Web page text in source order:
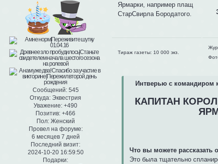
Сообщений:545
Откуда: Эквестрия
Уважение: +490
Позитив: +466
Пол:Женский
Провел на форуме:
6 месяцев 7 дней
Последний визит:
2024-10-20 16:59:50
Подарки:
Ярмарки, например плащ
СтарСвирла Бородатого.
Тираж газеты: 10 000 экз.
Интверью с командиром
КАПИТАН
Что вы можете
Это была тщательно